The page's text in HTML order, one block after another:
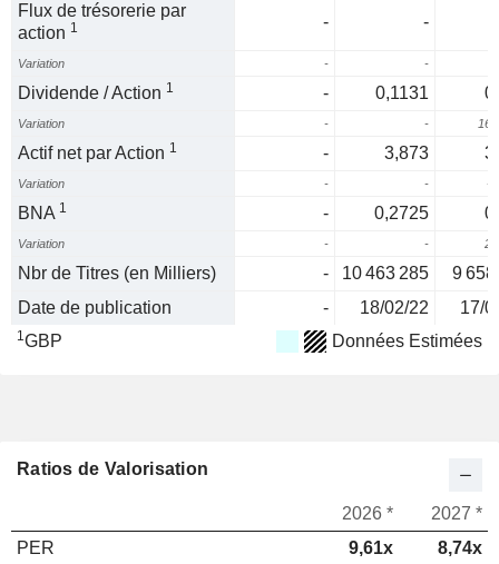
Flux de trésorerie par
action 1 - -
Variation - -
Dividende / Action 1 - 0,1131
Variation - -
Actif net par Action 1 - 3,873
Variation - - -
BNA 1 - 0,2725
Variation - -
Nbr de Titres (en Milliers) - 10 463 285
9 658
Date de publication
- 18/02/22 17/
1GBP Données Estimées
Ratios de Valorisation
2026 *
2027 *
PER
9,61x
8,74x